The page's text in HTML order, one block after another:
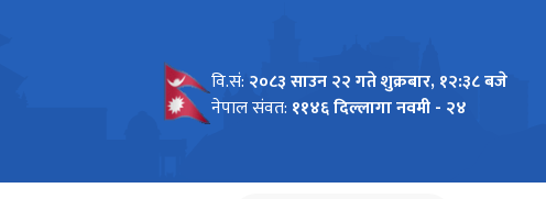
वि.सं: २०८३ साउन २२ गते शुक्रबार, १२:३८ बजे
नेपाल संवत: ११४६ दिल्लागा नवमी - २४